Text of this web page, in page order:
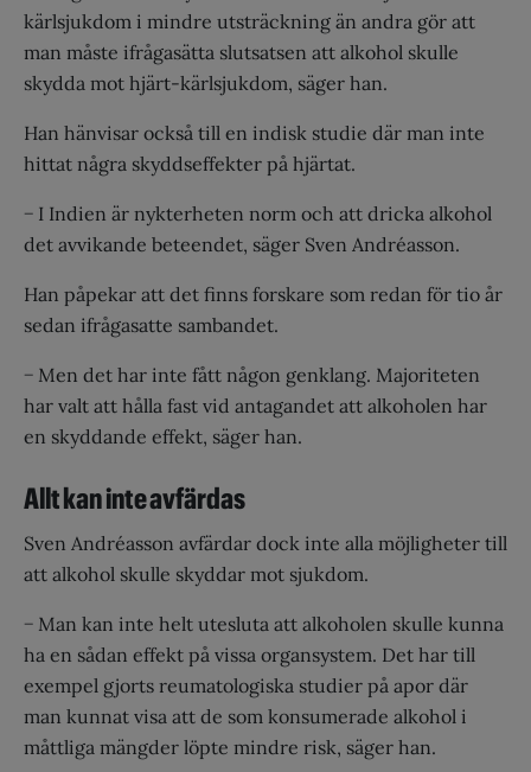
kärlsjukdom i mindre utsträckning än andra gör att
man måste ifrågasätta slutsatsen att alkohol skulle
skydda mot hjärt-kärlsjukdom, säger han.
Han hänvisar också till en indisk studie där man inte
hittat några skyddseffekter på hjärtat.
− I Indien är nykterheten norm och att dricka alkohol
det avvikande beteendet, säger Sven Andréasson.
Han påpekar att det finns forskare som redan för tio år
sedan ifrågasatte sambandet.
− Men det har inte fått någon genklang. Majoriteten
har valt att hålla fast vid antagandet att alkoholen har
en skyddande effekt, säger han.
Allt kan inte avfärdas
Sven Andréasson avfärdar dock inte alla möjligheter till
att alkohol skulle skyddar mot sjukdom.
− Man kan inte helt utesluta att alkoholen skulle kunna
ha en sådan effekt på vissa organsystem. Det har till
exempel gjorts reumatologiska studier på apor där
man kunnat visa att de som konsumerade alkohol i
måttliga mängder löpte mindre risk, säger han.